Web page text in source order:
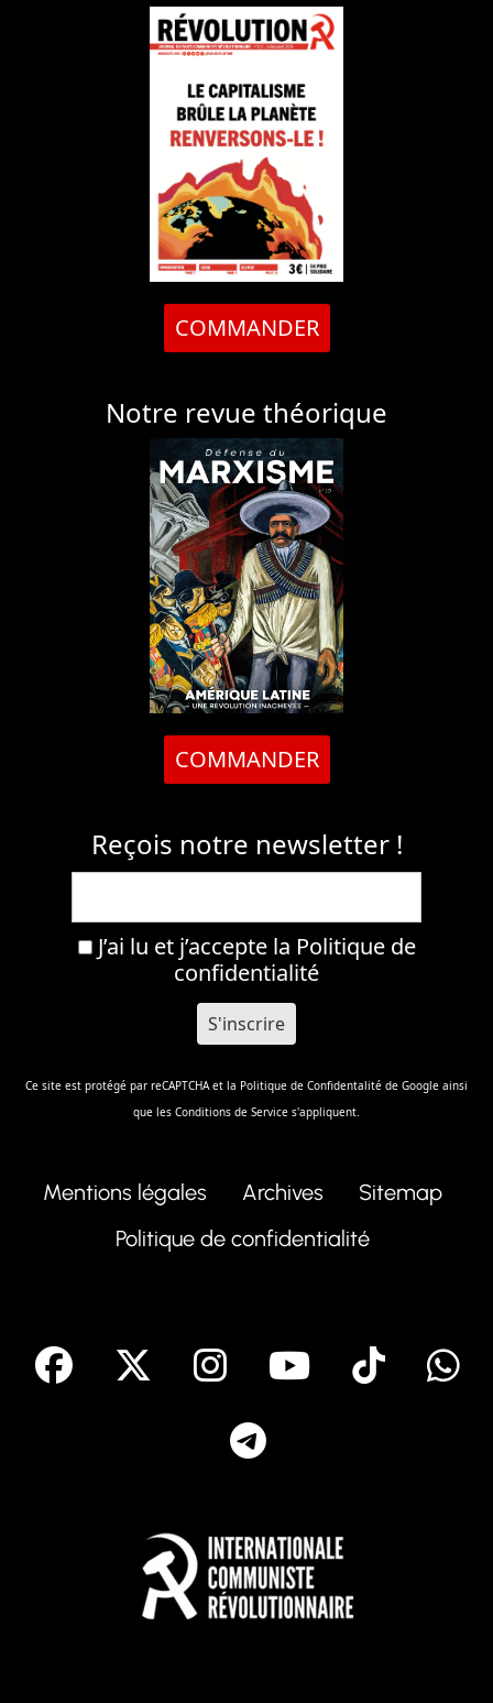
COMMANDER
Notre revue théorique
COMMANDER
Reçois notre newsletter !
J’ai lu et j’accepte la Politique de
confidentialité
Ce site est protégé par reCAPTCHA et la Politique de Confidentalité de Google ainsi
que les Conditions de Service s'appliquent.
Mentions légales Archives
Sitemap
Politique de confidentialité
facebook Instagram
Youtube
Tik